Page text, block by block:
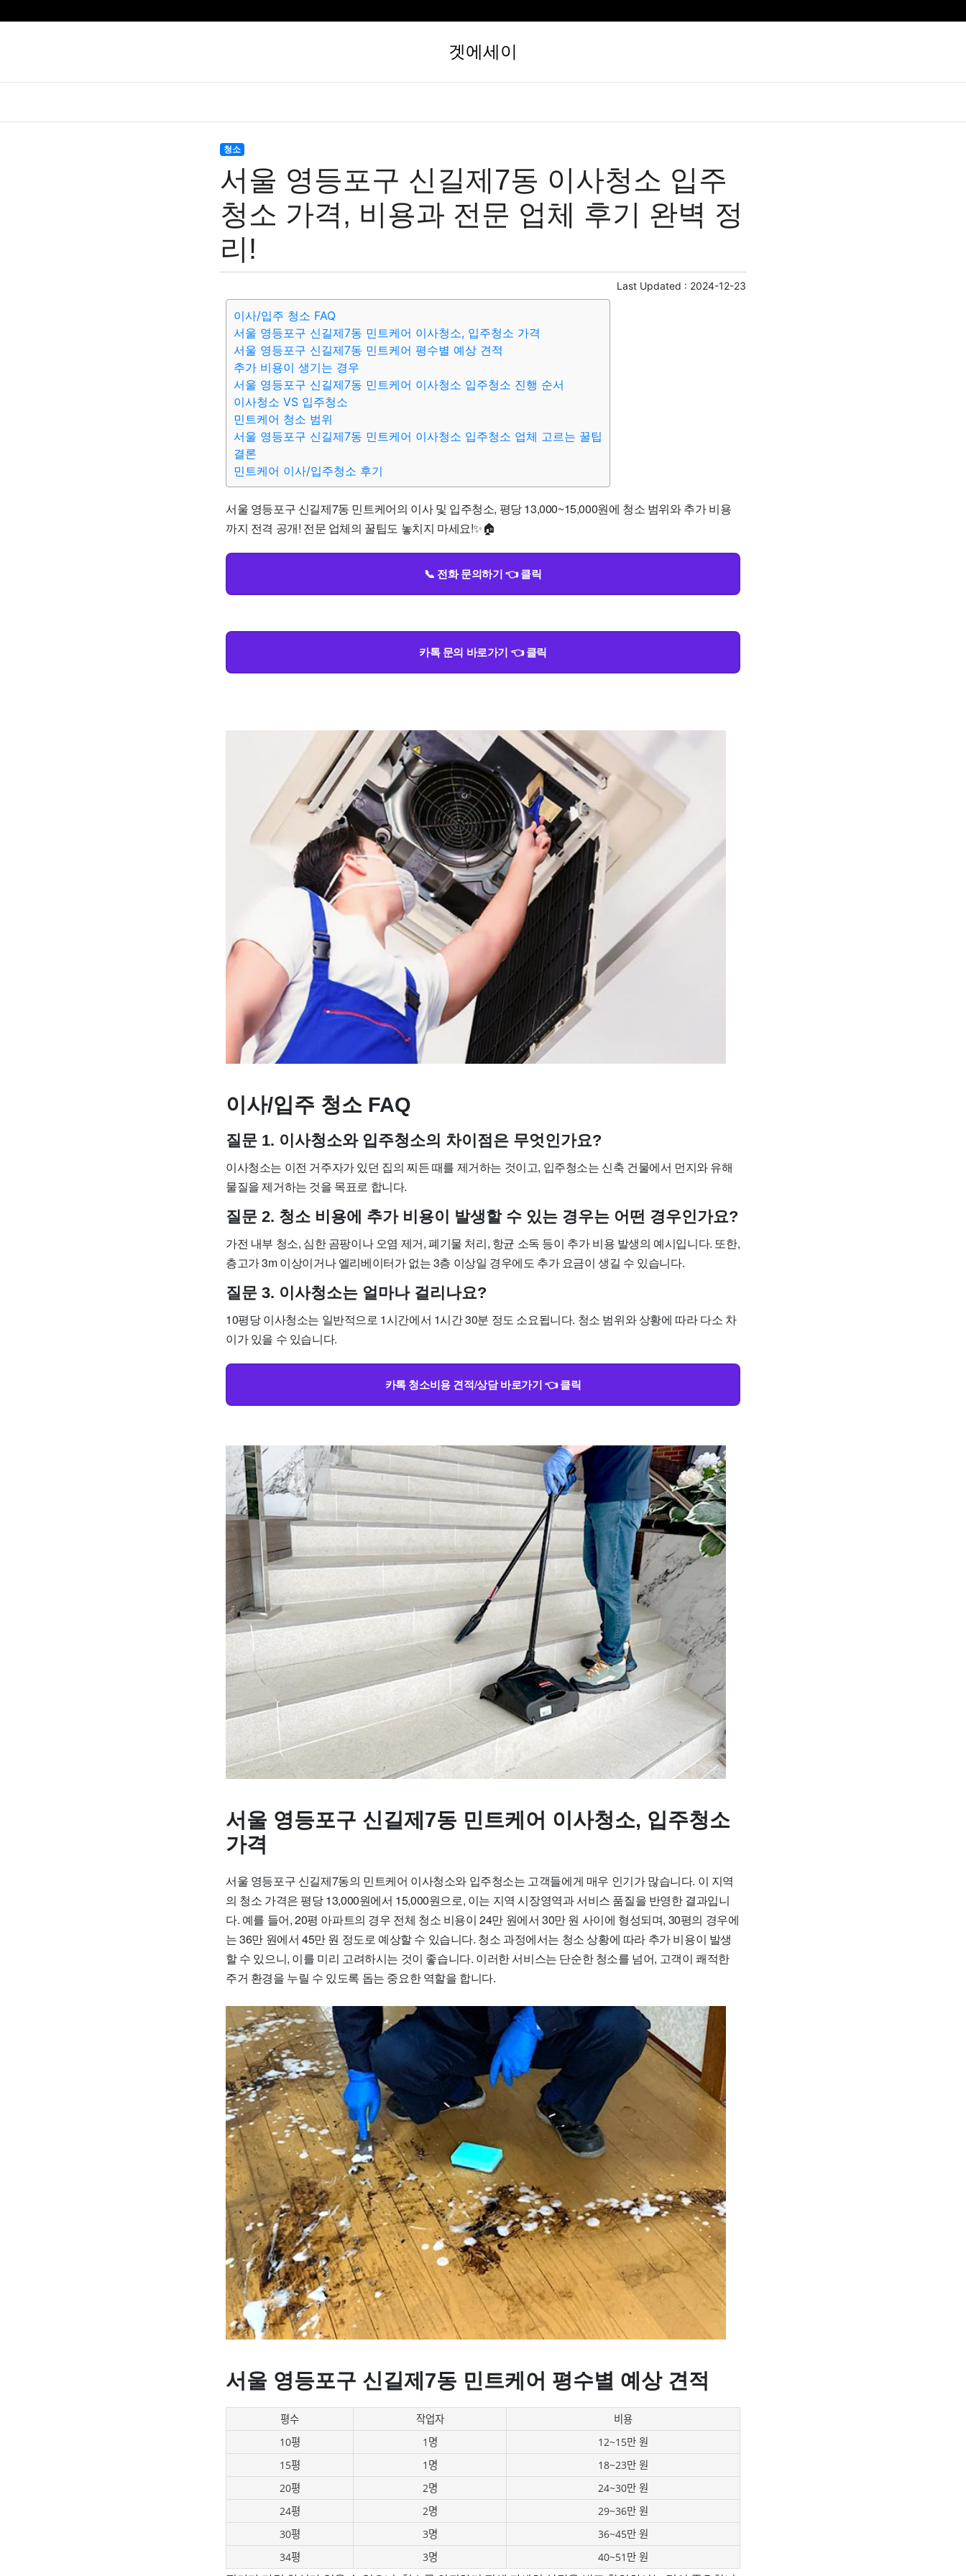
겟에세이
청소
서울 영등포구 신길제7동 이사청소 입주
청소 가격, 비용과 전문 업체 후기 완벽 정
리!
Last Updated : 2024-12-23
이사/입주 청소 FAQ
서울 영등포구 신길제7동 민트케어 이사청소, 입주청소 가격
서울 영등포구 신길제7동 민트케어 평수별 예상 견적
추가 비용이 생기는 경우
서울 영등포구 신길제7동 민트케어 이사청소 입주청소 진행 순서
이사청소 VS 입주청소
민트케어 청소 범위
서울 영등포구 신길제7동 민트케어 이사청소 입주청소 업체 고르는 꿀팁
결론
민트케어 이사/입주청소 후기
서울 영등포구 신길제7동 민트케어의 이사 및 입주청소, 평당 13,000~15,000원에 청소 범위와 추가 비용
까지 전격 공개! 전문 업체의 꿀팁도 놓치지 마세요!✨🏠
📞 전화 문의하기 👈 클릭
카톡 문의 바로가기 👈 클릭
이사/입주 청소 FAQ
질문 1. 이사청소와 입주청소의 차이점은 무엇인가요?
이사청소는 이전 거주자가 있던 집의 찌든 때를 제거하는 것이고, 입주청소는 신축 건물에서 먼지와 유해
물질을 제거하는 것을 목표로 합니다.
질문 2. 청소 비용에 추가 비용이 발생할 수 있는 경우는 어떤 경우인가요?
가전 내부 청소, 심한 곰팡이나 오염 제거, 폐기물 처리, 항균 소독 등이 추가 비용 발생의 예시입니다. 또한,
층고가 3m 이상이거나 엘리베이터가 없는 3층 이상일 경우에도 추가 요금이 생길 수 있습니다.
질문 3. 이사청소는 얼마나 걸리나요?
10평당 이사청소는 일반적으로 1시간에서 1시간 30분 정도 소요됩니다. 청소 범위와 상황에 따라 다소 차
이가 있을 수 있습니다.
카톡 청소비용 견적/상담 바로가기 👈 클릭
서울 영등포구 신길제7동 민트케어 이사청소, 입주청소
가격
서울 영등포구 신길제7동의 민트케어 이사청소와 입주청소는 고객들에게 매우 인기가 많습니다. 이 지역
의 청소 가격은 평당 13,000원에서 15,000원으로, 이는 지역 시장영역과 서비스 품질을 반영한 결과입니
다. 예를 들어, 20평 아파트의 경우 전체 청소 비용이 24만 원에서 30만 원 사이에 형성되며, 30평의 경우에
는 36만 원에서 45만 원 정도로 예상할 수 있습니다. 청소 과정에서는 청소 상황에 따라 추가 비용이 발생
할 수 있으니, 이를 미리 고려하시는 것이 좋습니다. 이러한 서비스는 단순한 청소를 넘어, 고객이 쾌적한
주거 환경을 누릴 수 있도록 돕는 중요한 역할을 합니다.
서울 영등포구 신길제7동 민트케어 평수별 예상 견적
평수 작업자
비용
10평
1명
12~15만 원
15평
1명
18~23만 원
20평
2명
24~30만 원
24평
2명
29~36만 원
30평
3명
36~45만 원
34평
3명 40~51만 원